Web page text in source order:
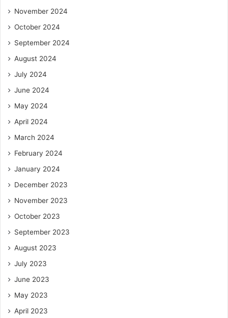
November 2024
October 2024
September 2024
August 2024
July 2024
June 2024
May 2024
April 2024
March 2024
February 2024
January 2024
December 2023
November 2023
October 2023
September 2023
August 2023
July 2023
June 2023
May 2023
April 2023